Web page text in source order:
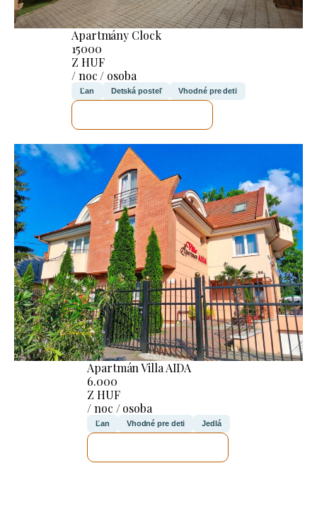
Apartmány Clock
15000
Z HUF
/ noc / osoba
Ľan Detská posteľ Vhodné pre deti
Apartmán Villa AIDA
6.000
Z HUF
/ noc / osoba
Ľan Vhodné pre deti Jedlá